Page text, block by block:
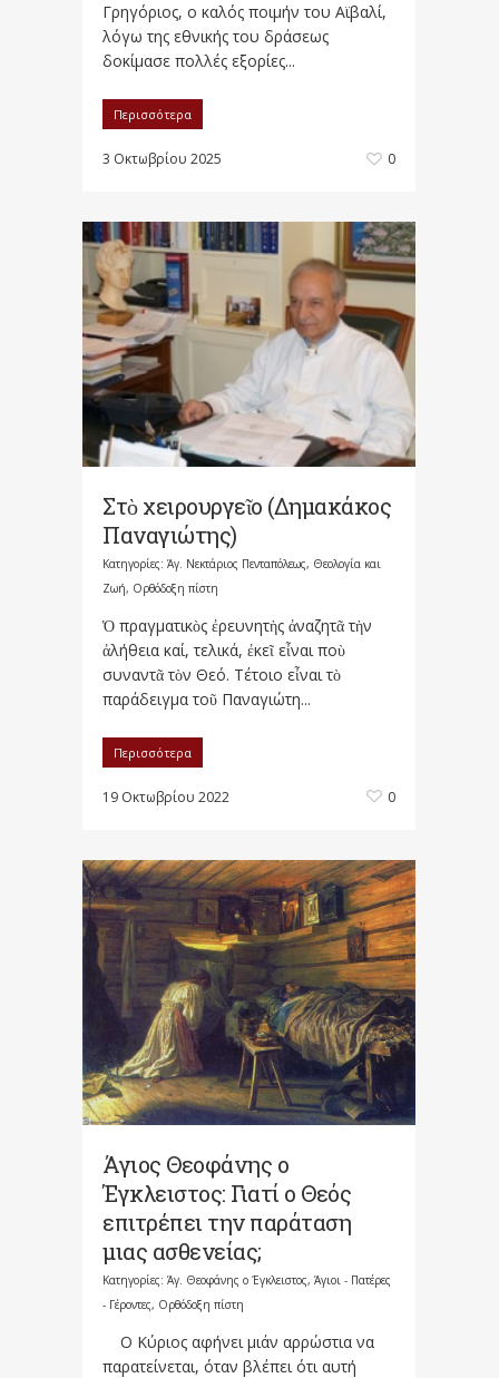
Γρηγόριος, ο καλός ποιμήν του Αϊβαλί,
λόγω της εθνικής του δράσεως
δοκίμασε πολλές εξορίες...
Περισσότερα
3 Οκτωβρίου 2025 0
Στὸ χειρουργεῖο (Δημακάκος
Παναγιώτης)
Κατηγορίες: Άγ. Νεκτάριος Πενταπόλεως, Θεολογία και
Ζωή, Ορθόδοξη πίστη
Ὁ πραγματικὸς ἐρευνητὴς ἀναζητᾶ τὴν
ἀλήθεια καί, τελικά, ἐκεῖ εἶναι ποὺ
συναντᾶ τὸν Θεό. Τέτοιο εἶναι τὸ
παράδειγμα τοῦ Παναγιώτη...
Περισσότερα
19 Οκτωβρίου 2022 0
Άγιος Θεοφάνης ο
Έγκλειστος: Γιατί ο Θεός
επιτρέπει την παράταση
μιας ασθενείας;
Κατηγορίες: Άγ. Θεοφάνης ο Έγκλειστος, Άγιοι - Πατέρες
- Γέροντες, Ορθόδοξη πίστη
Ο Κύριος αφήνει μιάν αρρώστια να
παρατείνεται, όταν βλέπει ότι αυτή